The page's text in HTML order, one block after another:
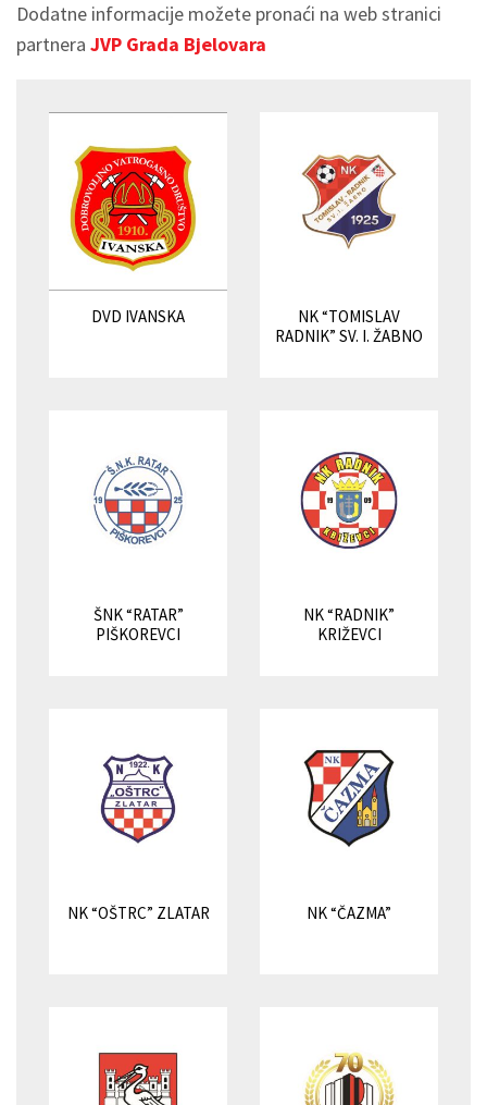
Dodatne informacije možete pronaći na web stranici
partnera JVP Grada Bjelovara
DVD IVANSKA
NK “TOMISLAV
RADNIK” SV. I. ŽABNO
ŠNK “RATAR”
PIŠKOREVCI
NK “RADNIK”
KRIŽEVCI
NK “OŠTRC” ZLATAR NK “ČAZMA”